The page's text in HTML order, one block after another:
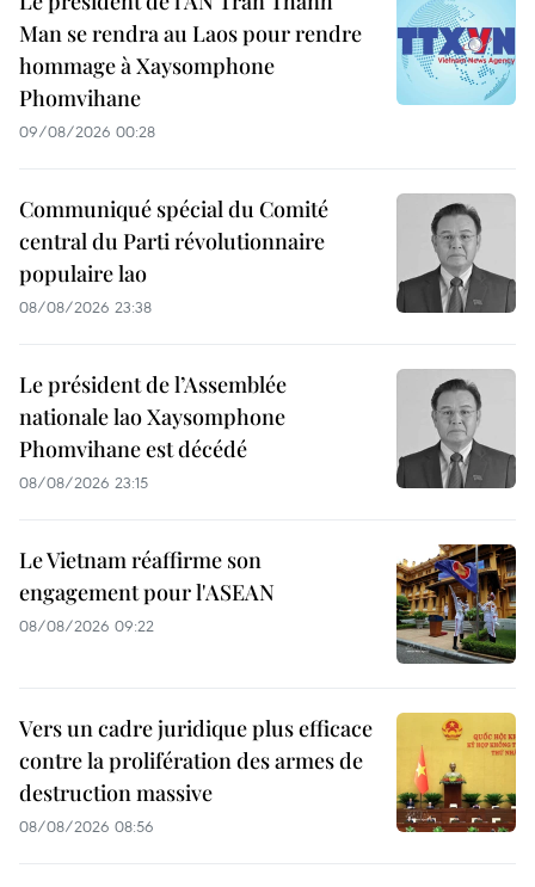
Man se rendra au Laos pour rendre
hommage à Xaysomphone
Phomvihane
09/08/2026 00:28
Communiqué spécial du Comité
central du Parti révolutionnaire
populaire lao
08/08/2026 23:38
Le président de l’Assemblée
nationale lao Xaysomphone
Phomvihane est décédé
08/08/2026 23:15
Le Vietnam réaffirme son
engagement pour l'ASEAN
08/08/2026 09:22
Vers un cadre juridique plus efficace
contre la prolifération des armes de
destruction massive
08/08/2026 08:56